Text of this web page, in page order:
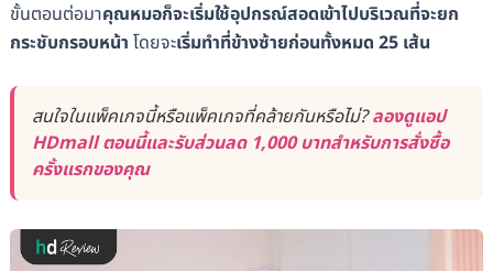
ขั้นตอนต่อมาคุณหมอก็จะเริ่มใช้อุปกรณ์สอดเข้าไปบริเวณที่จะยก
กระชับกรอบหน้า โดยจะเริ่มทำที่ข้างซ้ายก่อนทั้งหมด 25 เส้น
สนใจในแพ็คเกจนี้หรือแพ็คเกจที่คล้ายกันหรือไม่?ลองดูแอป
HDmall ตอนนี้และรับส่วนลด 1,000 บาทสำหรับการสั่งซื้อ
ครั้งแรกของคุณ